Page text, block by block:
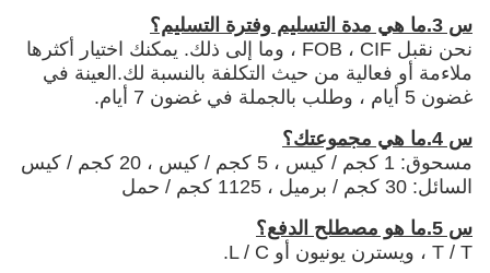
س 3.ما هي مدة التسليم وفترة التسليم؟
نحن نقبل FOB ، CIF ، وما إلى ذلك. يمكنك اختيار أكثرها
ملاءمة أو فعالية من حيث التكلفة بالنسبة لك.العينة في
غضون 5 أيام ، وطلب بالجملة في غضون 7 أيام.
س 4.ما هي مجموعتك؟
مسحوق: 1 كجم / كيس ، 5 كجم / كيس ، 20 كجم / كيس
السائل: 30 كجم / برميل ، 1125 كجم / حمل
س 5.ما هو مصطلح الدفع؟
T / T ، ويسترن يونيون أو L / C.